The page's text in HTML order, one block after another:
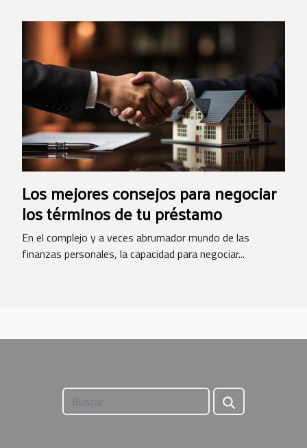
Los mejores consejos para negociar
los términos de tu préstamo
En el complejo y a veces abrumador mundo de las
finanzas personales, la capacidad para negociar...